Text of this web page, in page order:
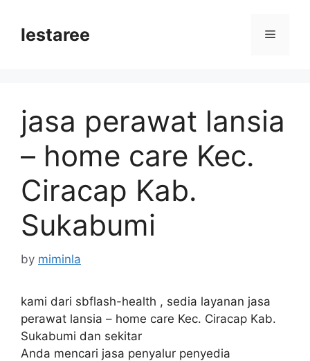
contentlestaree Menu
jasa perawat lansia
– home care Kec.
Ciracap Kab.
Sukabumi
by miminla
kami dari sbflash-health , sedia layanan jasa
perawat lansia – home care Kec. Ciracap Kab.
Sukabumi dan sekitar
Anda mencari jasa penyalur penyedia